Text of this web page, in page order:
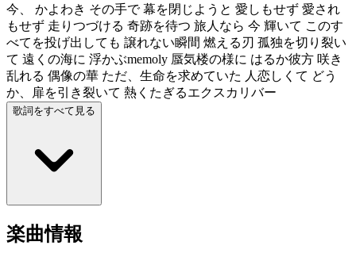
今、 かよわき その手で 幕を閉じようと 愛しもせず 愛され
もせず 走りつづける 奇跡を待つ 旅人なら 今 輝いて このす
べてを投げ出しても 譲れない瞬間 燃える刃 孤独を切り裂い
て 遠くの海に 浮かぶmemoly 蜃気楼の様に はるか彼方 咲き
乱れる 偶像の華 ただ、生命を求めていた 人恋しくて どう
か、扉を引き裂いて 熱くたぎるエクスカリバー
歌詞をすべて見る
楽曲情報